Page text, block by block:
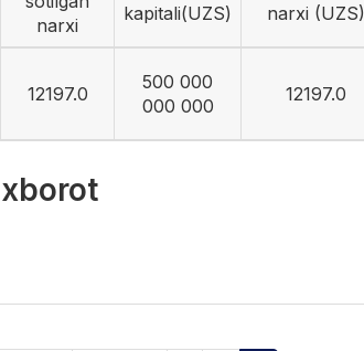
narxi
kapitali(UZS)
narxi (UZS)
12197.0
500 000
000 000
12197.0